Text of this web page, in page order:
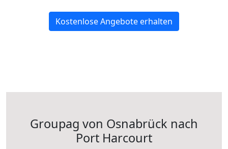
Kostenlose Angebote erhalten
Groupag von Osnabrück nach
Port Harcourt